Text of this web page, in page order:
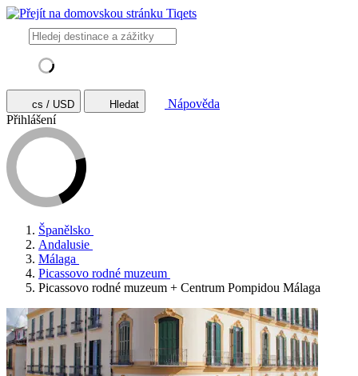
cs / USD Hledat
Nápověda
Přihlášení
Španělsko
Andalusie
Málaga
Picassovo rodné muzeum
Picassovo rodné muzeum + Centrum Pompidou Málaga